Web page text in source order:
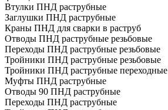
Втулки ПНД раструбные
Заглушки ПНД раструбные
Краны ПНД для сварки в раструб
Отводы ПНД раструбные резьбовые
Переходы ПНД раструбные резьбовые
Тройники ПНД раструбные резьбовые
Тройники ПНД раструбные переходные
Муфты ПНД раструбные
Отводы 90 ПНД раструбные
Переходы ПНД раструбные